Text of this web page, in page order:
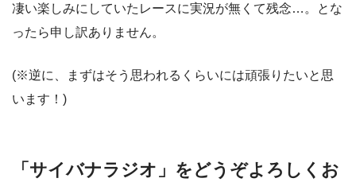
凄い楽しみにしていたレースに実況が無くて残念…。とな
ったら申し訳ありません。
(※逆に、まずはそう思われるくらいには頑張りたいと思
います！)
「サイバナラジオ」をどうぞよろしくお